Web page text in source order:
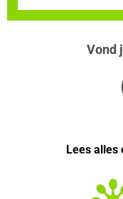
Vond
Lees alles